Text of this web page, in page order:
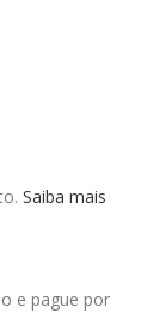
Saiba mais
e pague por